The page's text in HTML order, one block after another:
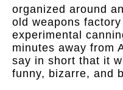
organized around
old weapons
experimental
minutes away from
say in short that it
funny, bizarre, and